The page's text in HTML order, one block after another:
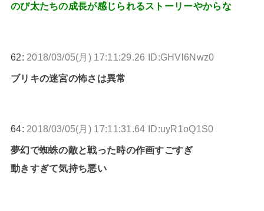
のび太たちの成長が感じられるストーリーやからな
62: 2018/03/05(月) 17:11:29.26 ID:GHVl6Nwz0
ブリキの迷宮の怖さは異常
64: 2018/03/05(月) 17:11:31.64 ID:uyR1oQ1S0
夢幻で蜘蛛の敵と戦った時の作画すごすぎ
動きすぎて気持ち悪い